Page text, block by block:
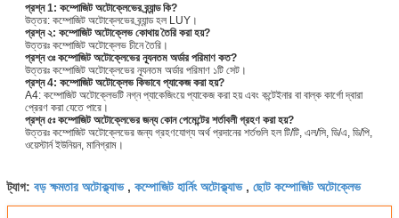
প্রশ্ন 1: কম্পোজিট অটোক্লেভের ব্র্যান্ড কি?
উত্তর: কম্পোজিট অটোক্লেভের ব্র্যান্ড হল LUY।
প্রশ্ন ২: কম্পোজিট অটোক্লেভ কোথায় তৈরি করা হয়?
উত্তরঃ কম্পোজিট অটোক্লেভ চীনে তৈরি।
প্রশ্ন ৩ঃ কম্পোজিট অটোক্লেভের ন্যূনতম অর্ডার পরিমাণ কত?
উত্তরঃ কম্পোজিট অটোক্লেভের ন্যূনতম অর্ডার পরিমাণ ১টি সেট।
প্রশ্ন 4: কম্পোজিট অটোক্লেভ কিভাবে প্যাকেজ করা হয়?
A4: কম্পোজিট অটোক্লেভটি নগ্ন প্যাকেজিংয়ে প্যাকেজ করা হয় এবং কন্টেইনার বা বাল্ক কার্গো দ্বারা
প্রেরণ করা যেতে পারে।
প্রশ্ন ৫ঃ কম্পোজিট অটোক্লেভের জন্য কোন পেমেন্টের শর্তাবলী গ্রহণ করা হয়?
উত্তরঃ কম্পোজিট অটোক্লেভের জন্য গ্রহণযোগ্য অর্থ প্রদানের শর্তগুলি হল টি/টি, এল/সি, ডি/এ, ডি/পি,
ওয়েস্টার্ন ইউনিয়ন, মানিগ্রাম।
ট্যাগ: বড় ক্ষমতার অটোক্ল্যাভ, কম্পোজিট হার্নিং অটোক্ল্যাভ, ছোট কম্পোজিট অটোক্লেভ